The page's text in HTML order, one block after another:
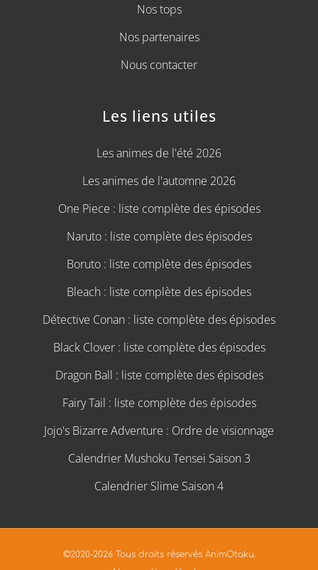
Nos tops
Nos partenaires
Nous contacter
Les liens utiles
Les animes de l'été 2026
Les animes de l'automne 2026
One Piece : liste complète des épisodes
Naruto : liste complète des épisodes
Boruto : liste complète des épisodes
Bleach : liste complète des épisodes
Détective Conan : liste complète des épisodes
Black Clover : liste complète des épisodes
Dragon Ball : liste complète des épisodes
Fairy Tail : liste complète des épisodes
Jojo's Bizarre Adventure : Ordre de visionnage
Calendrier Mushoku Tensei Saison 3
Calendrier Slime Saison 4
©2020-2026 Tous droits réservés AnimOtaku.